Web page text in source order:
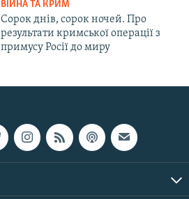
ВІЙНА ТА КРИМ
Сорок днів, сорок ночей. Про
результати кримської операції з
примусу Росії до миру